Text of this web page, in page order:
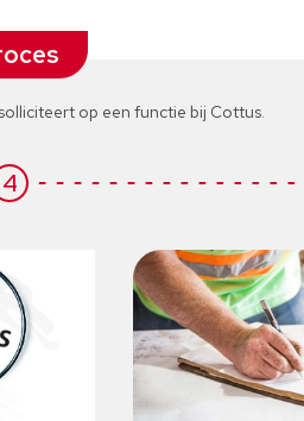
op een functie bij Cottus.
4